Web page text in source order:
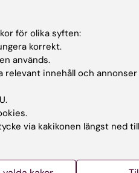
O; Hoglund U;
O; Salati S; Cadossi M;
2021;20:100159
Severity and
M; Svensson-Akusjarvi S;
Nikouyan N; Odeh A;
A; Treutiger CJ;
Alla
för olika syften:
korrekt.
används.
relevant innehåll och
via kakikonen längst ned